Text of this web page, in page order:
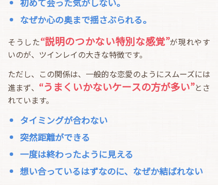
なぜか心の奥まで揺さぶられる。
そうした“説明のつかない特別な感覚”が現れやす
いのが、ツインレイの大きな特徴です。
ただし、この関係は、一般的な恋愛のようにスムーズには
進まず、 “うまくいかないケースの方が多い”とさ
れています。
タイミングが合わない
突然距離ができる
一度は終わったように見える
想い合っているはずなのに、なぜか結ばれない